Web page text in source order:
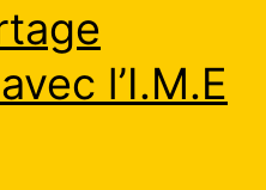
l’I.M.E